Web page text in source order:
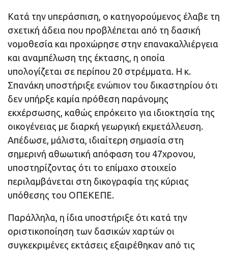
Κατά την υπεράσπιση, ο κατηγορούμενος έλαβε τη
σχετική άδεια που προβλέπεται από τη δασική
νομοθεσία και προχώρησε στην επανακαλλιέργεια
και αναμπέλωση της έκτασης, η οποία
υπολογίζεται σε περίπου 20 στρέμματα. Η κ.
Σπανάκη υποστήριξε ενώπιον του δικαστηρίου ότι
δεν υπήρξε καμία πρόθεση παράνομης
εκχέρσωσης, καθώς επρόκειτο για ιδιοκτησία της
οικογένειας με διαρκή γεωργική εκμετάλλευση.
Απέδωσε, μάλιστα, ιδιαίτερη σημασία στη
σημερινή αθωωτική απόφαση του 47χρονου,
υποστηρίζοντας ότι το επίμαχο στοιχείο
περιλαμβάνεται στη δικογραφία της κύριας
υπόθεσης του ΟΠΕΚΕΠΕ.
Παράλληλα, η ίδια υποστήριξε ότι κατά την
οριστικοποίηση των δασικών χαρτών οι
συγκεκριμένες εκτάσεις εξαιρέθηκαν από τις